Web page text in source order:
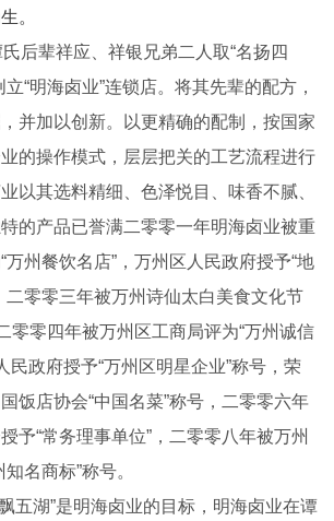
。
后辈祥应、祥银兄弟二人取“名扬四
“明海卤业”连锁店。将其先辈的配方，
并加以创新。以更精确的配制，按国家
的操作模式，层层把关的工艺流程进行
以其选料精细、色泽悦目、味香不腻、
的产品已誉满二零零一年明海卤业被重
万州餐饮名店”，万州区人民政府授予“地
二零零三年被万州诗仙太白美食文化节
零零四年被万州区工商局评为“万州诚信
民政府授予“万州区明星企业”称号，荣
饭店协会“中国名菜”称号，二零零六年
予“常务理事单位”，二零零八年被万州
名商标”称号。
湖”是明海卤业的目标，明海卤业在谭